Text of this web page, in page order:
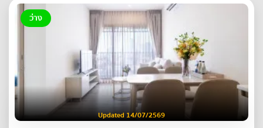
ว่าง
Updated 14/07/2569